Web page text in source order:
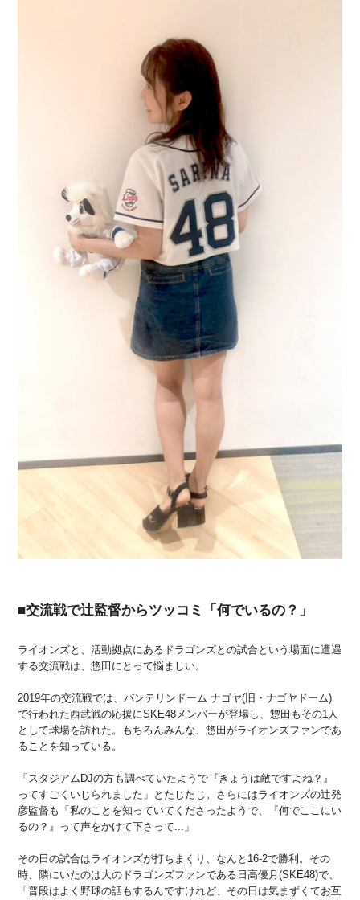
■交流戦で辻監督からツッコミ「何でいるの？」
ライオンズと、活動拠点にあるドラゴンズとの試合という場面に遭遇
する交流戦は、惣田にとって悩ましい。
2019年の交流戦では、バンテリンドーム ナゴヤ(旧・ナゴヤドーム)
で行われた西武戦の応援にSKE48メンバーが登場し、惣田もその1人
として球場を訪れた。もちろんみんな、惣田がライオンズファンであ
ることを知っている。
「スタジアムDJの方も調べていたようで『きょうは敵ですよね？』
ってすごくいじられました」とたじたじ。さらにはライオンズの辻発
彦監督も「私のことを知っていてくださったようで、『何でここにい
るの？』って声をかけて下さって...」
その日の試合はライオンズが打ちまくり、なんと16-2で勝利。その
時、隣にいたのは大のドラゴンズファンである日高優月(SKE48)で、
「普段はよく野球の話もするんですけれど、その日は気まずくてお互